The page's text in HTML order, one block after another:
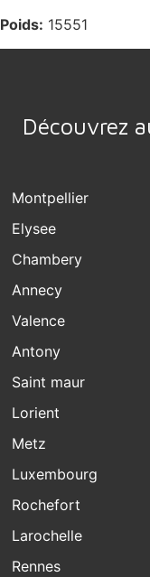
Poids: 15551
Découvrez
Montpellier
Elysee
Chambery
Annecy
Valence
Antony
Saint maur
Lorient
Metz
Luxembourg
Rochefort
Larochelle
Rennes